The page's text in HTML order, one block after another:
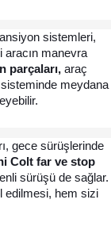
sistemleri,
aracın manevra
parçaları, araç
meydana
gece sürüşlerinde
Colt far ve stop
sürüşü de sağlar.
edilmesi, hem sizi